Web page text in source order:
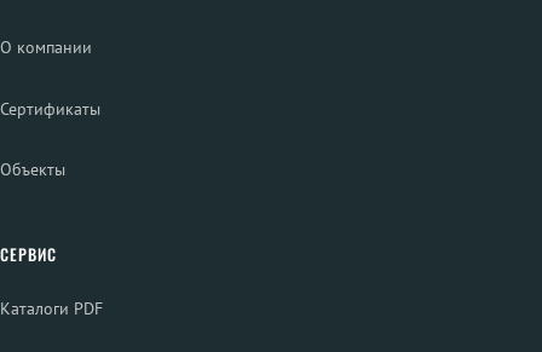
О компании
Сертификаты
Объекты
СЕРВИС
Каталоги PDF